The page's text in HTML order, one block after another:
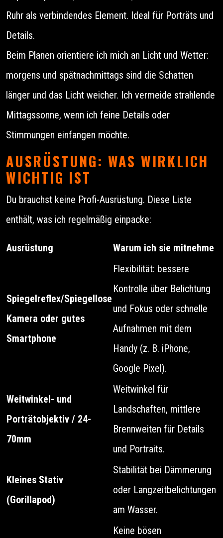
Ruhr als verbindendes Element. Ideal für Porträts und
Details.
Beim Planen orientiere ich mich an Licht und Wetter:
morgens und spätnachmittags sind die Schatten
länger und das Licht weicher. Ich vermeide strahlende
Mittagssonne, wenn ich feine Details oder
Stimmungen einfangen möchte.
AUSRÜSTUNG: WAS WIRKLICH
WICHTIG IST
Du brauchst keine Profi-Ausrüstung. Diese Liste
enthält, was ich regelmäßig einpacke:
Ausrüstung Warum ich sie mitnehme
Spiegelreflex/Spiegellose
Kamera oder gutes
Smartphone
Flexibilität: bessere
Kontrolle über Belichtung
und Fokus oder schnelle
Aufnahmen mit dem
Handy (z. B. iPhone,
Google Pixel).
Weitwinkel- und
Porträtobjektiv / 24-
70mm
Weitwinkel für
Landschaften, mittlere
Brennweiten für Details
und Portraits.
Kleines Stativ
(Gorillapod)
Stabilität bei Dämmerung
oder Langzeitbelichtungen
am Wasser.
Keine bösen